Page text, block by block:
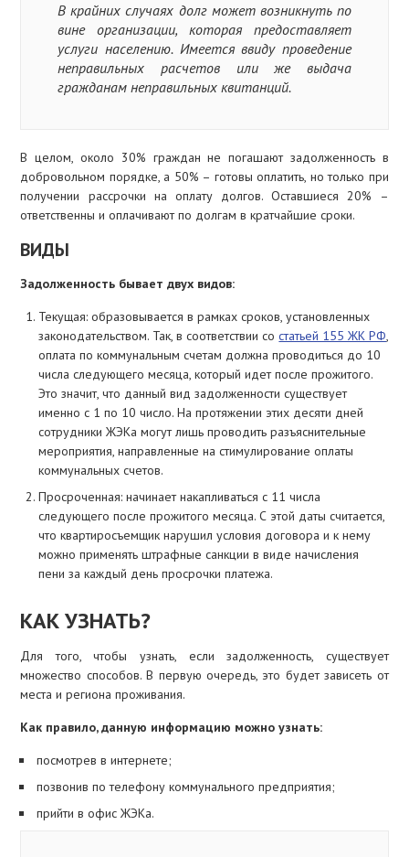
В крайних случаях долг может возникнуть по
вине организации, которая предоставляет
услуги населению. Имеется ввиду проведение
неправильных расчетов или же выдача
гражданам неправильных квитанций.
В целом, около 30% граждан не погашают задолженность в
добровольном порядке, а 50% – готовы оплатить, но только при
получении рассрочки на оплату долгов. Оставшиеся 20% –
ответственны и оплачивают по долгам в кратчайшие сроки.
ВИДЫ
Задолженность бывает двух видов:
Текущая: образовывается в рамках сроков, установленных
законодательством. Так, в соответствии состатьей 155 ЖК РФ,
оплата по коммунальным счетам должна проводиться до 10
числа следующего месяца, который идет после прожитого.
Это значит, что данный вид задолженности существует
именно с 1 по 10 число. На протяжении этих десяти дней
сотрудники ЖЭКа могут лишь проводить разъяснительные
мероприятия, направленные на стимулирование оплаты
коммунальных счетов.
Просроченная: начинает накапливаться с 11 числа
следующего после прожитого месяца. С этой даты считается,
что квартиросъемщик нарушил условия договора и к нему
можно применять штрафные санкции в виде начисления
пени за каждый день просрочки платежа.
КАК УЗНАТЬ?
Для того, чтобы узнать, если задолженность, существует
множество способов. В первую очередь, это будет зависеть от
места и региона проживания.
Как правило, данную информацию можно узнать:
посмотрев в интернете;
позвонив по телефону коммунального предприятия;
прийти в офис ЖЭКа.